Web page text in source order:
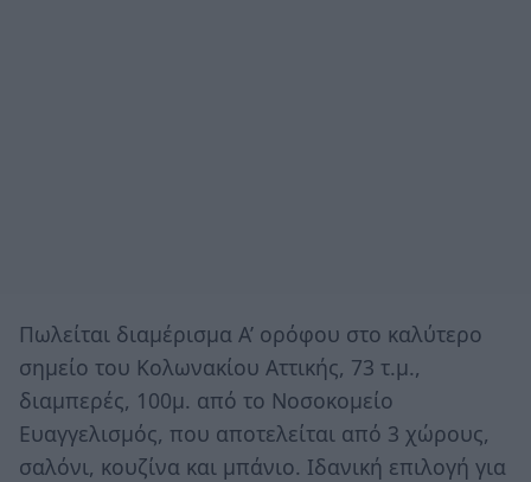
Πωλείται διαμέρισμα Α’ ορόφου στο καλύτερο
σημείο του Κολωνακίου Αττικής, 73 τ.μ.,
διαμπερές, 100μ. από το Νοσοκομείο
Ευαγγελισμός, που αποτελείται από 3 χώρους,
σαλόνι, κουζίνα και μπάνιο. Ιδανική επιλογή για